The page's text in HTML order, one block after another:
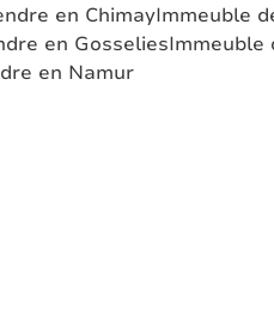
en ChimayImmeuble
en GosseliesImmeuble
en Namur